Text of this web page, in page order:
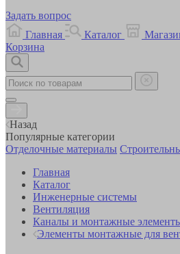
Задать вопрос
Главная
Каталог
Корзина
Назад
Популярные категории
Отделочные материалы
Главная
Каталог
Инженерные системы
Вентиляция
Каналы и монтажные
Элементы монтажные для